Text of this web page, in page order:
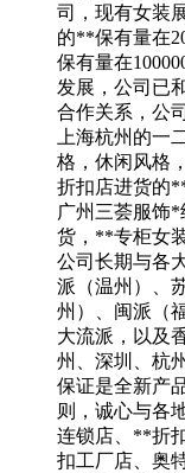
司，现有女装
的**保有量在
保有量在
发展，公司已
合作关系，公
上海杭州的一
格，休闲风格
折扣店进货的
广州三荟服饰
货，**专柜女
公司长期与各
派（温州）、
州）、闽派（
大流派，以及
州、深圳、杭
保证是全新产
则，诚心与各
连锁店、**折
扣工厂店、奥